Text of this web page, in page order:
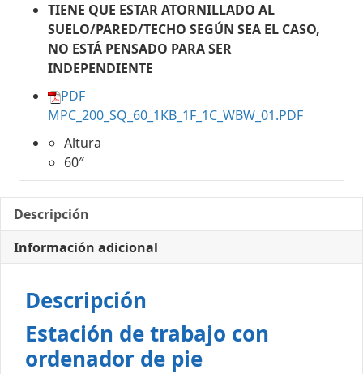
TIENE QUE ESTAR ATORNILLADO AL
SUELO/PARED/TECHO SEGÚN SEA EL CASO,
NO ESTÁ PENSADO PARA SER
INDEPENDIENTE
PDF
MPC_200_SQ_60_1KB_1F_1C_WBW_01.PDF
Altura
60″
Descripción
Información adicional
Descripción
Estación de trabajo con
ordenador de pie